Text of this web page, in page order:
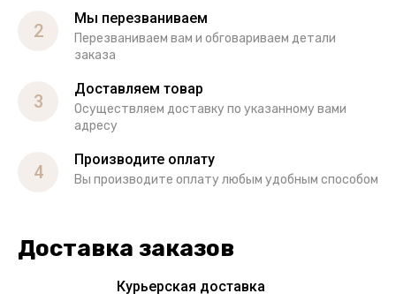
2
Мы перезваниваем
Перезваниваем вам и обговариваем детали
заказа
3
Доставляем товар
Осуществляем доставку по указанному вами
адресу
4
Производите оплату
Вы производите оплату любым удобным способом
Доставка заказов
Курьерская доставка